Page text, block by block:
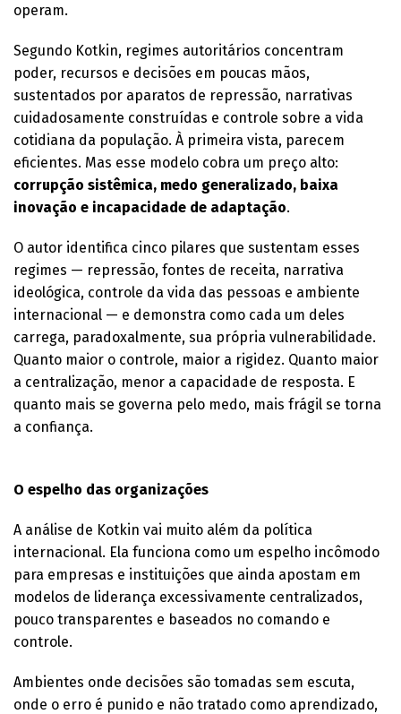
operam.
Segundo Kotkin, regimes autoritários concentram
poder, recursos e decisões em poucas mãos,
sustentados por aparatos de repressão, narrativas
cuidadosamente construídas e controle sobre a vida
cotidiana da população. À primeira vista, parecem
eficientes. Mas esse modelo cobra um preço alto:
corrupção sistêmica, medo generalizado, baixa
inovação e incapacidade de adaptação.
O autor identifica cinco pilares que sustentam esses
regimes — repressão, fontes de receita, narrativa
ideológica, controle da vida das pessoas e ambiente
internacional — e demonstra como cada um deles
carrega, paradoxalmente, sua própria vulnerabilidade.
Quanto maior o controle, maior a rigidez. Quanto maior
a centralização, menor a capacidade de resposta. E
quanto mais se governa pelo medo, mais frágil se torna
a confiança.
O espelho das organizações
A análise de Kotkin vai muito além da política
internacional. Ela funciona como um espelho incômodo
para empresas e instituições que ainda apostam em
modelos de liderança excessivamente centralizados,
pouco transparentes e baseados no comando e
controle.
Ambientes onde decisões são tomadas sem escuta,
onde o erro é punido e não tratado como aprendizado,